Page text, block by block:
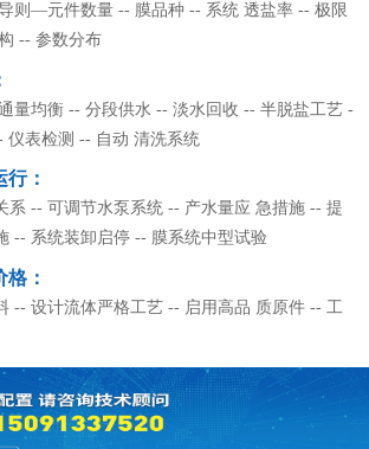
则—元件数量 -- 膜品种 -- 系统 透盐率 -- 极限
-- 参数分布
量均衡 -- 分段供水 -- 淡水回收 -- 半脱盐工艺 -
仪表检测 -- 自动 清洗系统
：
系 -- 可调节水泵系统 -- 产水量应 急措施 -- 提
-- 系统装卸启停 -- 膜系统中型试验
：
-- 设计流体严格工艺 -- 启用高品 质原件 -- 工